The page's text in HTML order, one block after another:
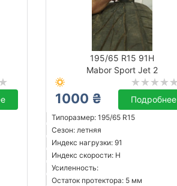
195/65 R15 91H
Mabor Sport Jet 2
1000 ₴ Подробнее
Типоразмер: 195/65 R15
Сезон: летняя
Индекс нагрузки: 91
Индекс скорости: H
Усиленность:
Остаток протектора: 5 мм